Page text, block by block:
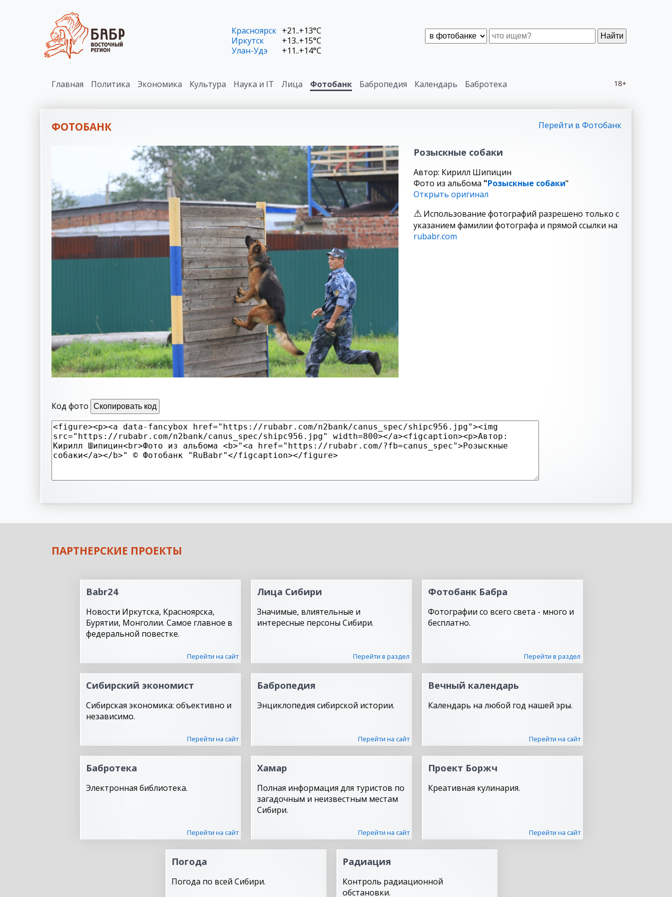
Найти
Красноярск +21..+13°C
Иркутск
+13..+15°C
Улан-Удэ
+11..+14°C
18+
Главная Политика Экономика Культура Наука и IT Лица Фотобанк Бабропедия Календарь Бабротека
ФОТОБАНК Перейти в Фотобанк
Розыскные собаки
Автор: Кирилл Шипицин
Фото из альбома "Розыскные собаки"
Открыть оригинал
Использование фотографий разрешено только с
указанием фамилии фотографа и прямой ссылки на
rubabr.com
Код фото Скопировать код
ПАРТНЕРСКИЕ ПРОЕКТЫ
Babr24
Новости Иркутска, Красноярска,
Бурятии, Монголии. Самое главное в
федеральной повестке.
Перейти на сайт
Лица Сибири
Значимые, влиятельные и
интересные персоны Сибири.
Перейти в раздел
Фотобанк Бабра
Фотографии со всего света - много и
бесплатно.
Перейти в раздел
Сибирский экономист
Сибирская экономика: объективно и
независимо.
Перейти на сайт
Бабропедия
Энциклопедия сибирской истории.
Перейти на сайт
Вечный календарь
Календарь на любой год нашей эры.
Перейти на сайт
Бабротека
Электронная библиотека.
Перейти на сайт
Хамар
Полная информация для туристов по
загадочным и неизвестным местам
Сибири.
Перейти на сайт
Проект Боржч
Креативная кулинария.
Перейти на сайт
Погода
Погода по всей Сибири.
Радиация
Контроль радиационной
обстановки.